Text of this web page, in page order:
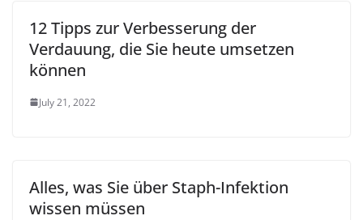
12 Tipps zur Verbesserung der
Verdauung, die Sie heute umsetzen
können
July 21, 2022
Alles, was Sie über Staph-Infektion
wissen müssen